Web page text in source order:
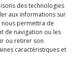
des technologies
aux informations sur
nous permettra de
de navigation ou les
ou retirer son
caractéristiques et
20167 Afa